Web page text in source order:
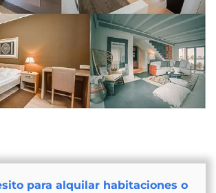
para alquilar habitaciones o